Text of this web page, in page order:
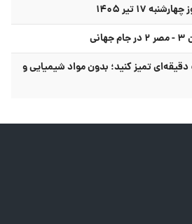
۱۷ تیر ۱۴۰۵
مایکروویو را با این ترفند ۵ دقیقه‌ای تمیز کنید؛ بدون مواد شیمیایی و